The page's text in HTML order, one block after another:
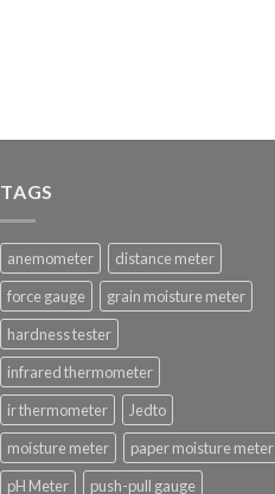
TAGS
anemometer
distance meter
force gauge
grain moisture meter
hardness tester
infrared thermometer
ir thermometer
Jedto
moisture meter
paper moisture meter
pH Meter
push-pull gauge